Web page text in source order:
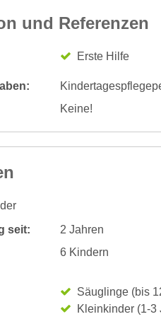
und Referenzen
Erste Hilfe
Keine!
seit:
2 Jahren
6 Kindern
Säuglinge (bis
Kleinkinder (1-3